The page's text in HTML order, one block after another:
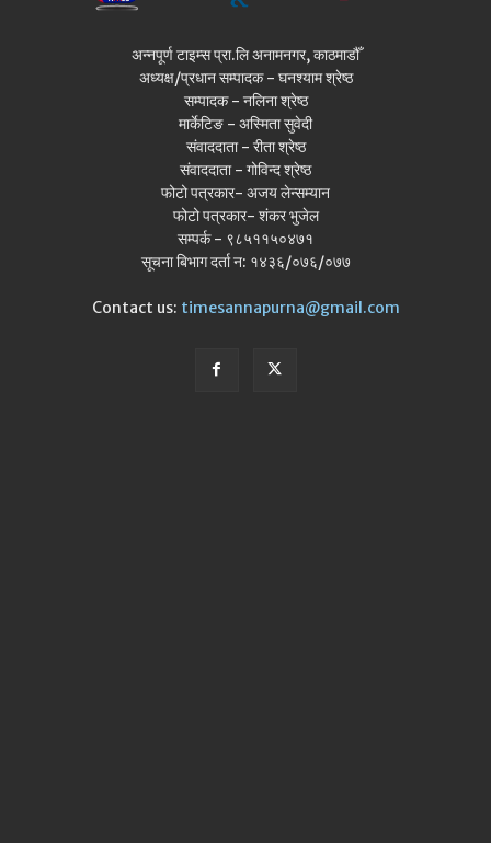
अन्नपूर्ण टाइम्स प्रा.लि अनामनगर, काठमाडौँ
अध्यक्ष/प्रधान सम्पादक - घनश्याम श्रेष्ठ
सम्पादक - नलिना श्रेष्ठ
मार्केटिङ - अस्मिता सुवेदी
संवाददाता - रीता श्रेष्ठ
संवाददाता - गोविन्द श्रेष्ठ
फोटो पत्रकार- अजय लेन्सम्यान
फोटो पत्रकार- शंकर भुजेल
सम्पर्क - ९८५११५०४७१
सूचना बिभाग दर्ता न: १४३६/०७६/०७७
Contact us: timesannapurna@gmail.com